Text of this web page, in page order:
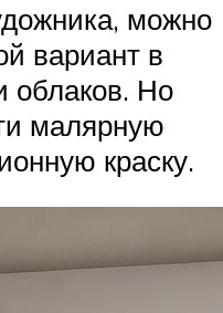
можно
вариант в
облаков. Но
малярную
краску.